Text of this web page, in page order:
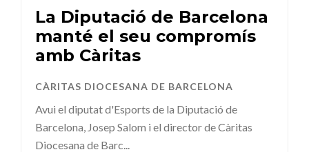
La Diputació de Barcelona
manté el seu compromís
amb Càritas
CÀRITAS DIOCESANA DE BARCELONA
Avui el diputat d'Esports de la Diputació de
Barcelona, Josep Salom i el director de Càritas
Diocesana de Barc...